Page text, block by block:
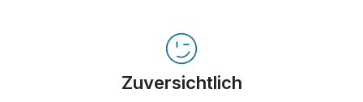
Zuversichtlich